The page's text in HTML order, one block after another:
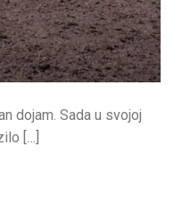
dojam. Sada u svojoj
[…]